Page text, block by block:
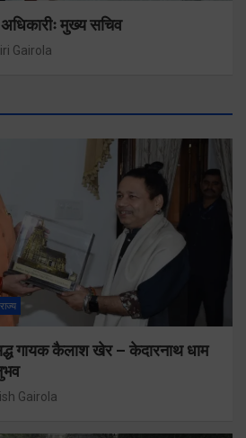
मुख्य सचिव
Gairola
राज्य
गायक कैलाश खेर – केदारनाथ धाम
Gairola